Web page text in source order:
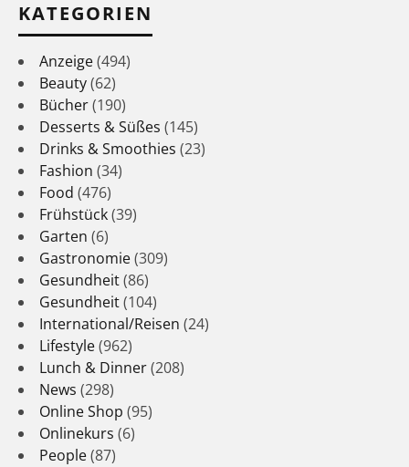
KATEGORIEN
Anzeige(494)
Beauty(62)
Bücher(190)
Desserts & Süßes (145)
Drinks & Smoothies (23)
Fashion (34)
Food (476)
Frühstück(39)
Garten (6)
Gastronomie(309)
Gesundheit(86)
Gesundheit(104)
International/Reisen (24)
Lifestyle(962)
Lunch & Dinner(208)
News (298)
Online Shop (95)
Onlinekurs (6)
People(87)